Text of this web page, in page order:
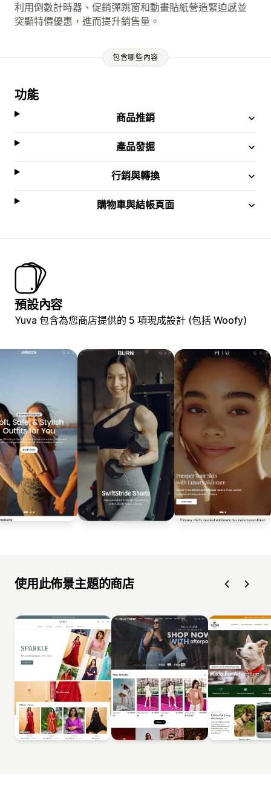
利用倒數計時器、促銷彈跳窗和動畫貼紙營造緊迫感並
突顯特價優惠，進而提升銷售量。
包含哪些內容
功能
商品推銷
產品發掘
行銷與轉換
購物車與結帳頁面
預設內容
Yuva 包含為您商店提供的 5 項現成設計 (包括 Woofy)
使用此佈景主題的商店